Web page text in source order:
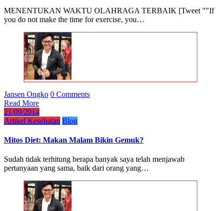
MENENTUKAN WAKTU OLAHRAGA TERBAIK [Tweet ""If
you do not make the time for exercise, you…
Jansen Ongko 0 Comments
Read More
21/09/2014
Artikel Kesehatan Blog
Mitos Diet: Makan Malam Bikin Gemuk?
Sudah tidak terhitung berapa banyak saya telah menjawab
pertanyaan yang sama, baik dari orang yang…